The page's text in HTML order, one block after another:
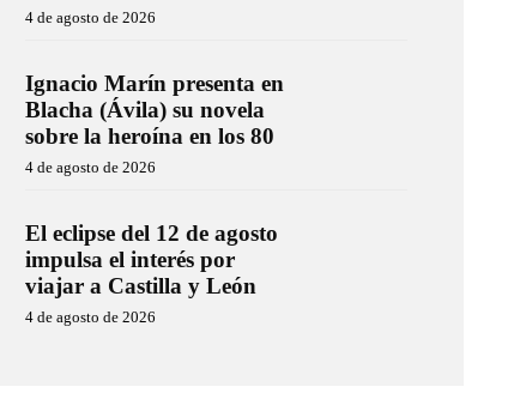
4 de agosto de 2026
Ignacio Marín presenta en
Blacha (Ávila) su novela
sobre la heroína en los 80
4 de agosto de 2026
El eclipse del 12 de agosto
impulsa el interés por
viajar a Castilla y León
4 de agosto de 2026